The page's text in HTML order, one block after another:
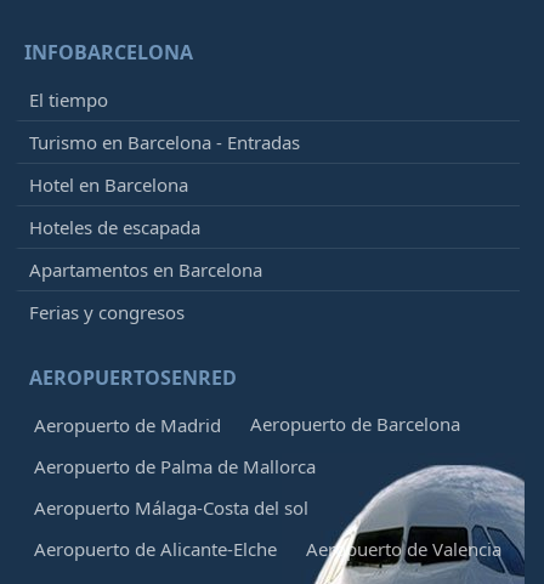
INFOBARCELONA
El tiempo
Turismo en Barcelona - Entradas
Hotel en Barcelona
Hoteles de escapada
Apartamentos en Barcelona
Ferias y congresos
AEROPUERTOSENRED
Aeropuerto de Madrid
Aeropuerto de Barcelona
Aeropuerto de Palma de Mallorca
Aeropuerto Málaga-Costa del sol
Aeropuerto de Alicante-Elche
Aeropuerto de Valencia